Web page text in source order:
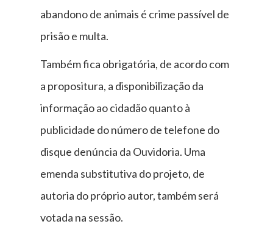
abandono de animais é crime passível de
prisão e multa.
Também fica obrigatória, de acordo com
a propositura, a disponibilização da
informação ao cidadão quanto à
publicidade do número de telefone do
disque denúncia da Ouvidoria. Uma
emenda substitutiva do projeto, de
autoria do próprio autor, também será
votada na sessão.